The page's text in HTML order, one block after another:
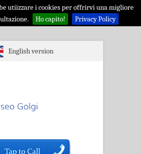
utiizzare i cookies per offrirvi una migliore
Ho capito! Privacy Policy
English version